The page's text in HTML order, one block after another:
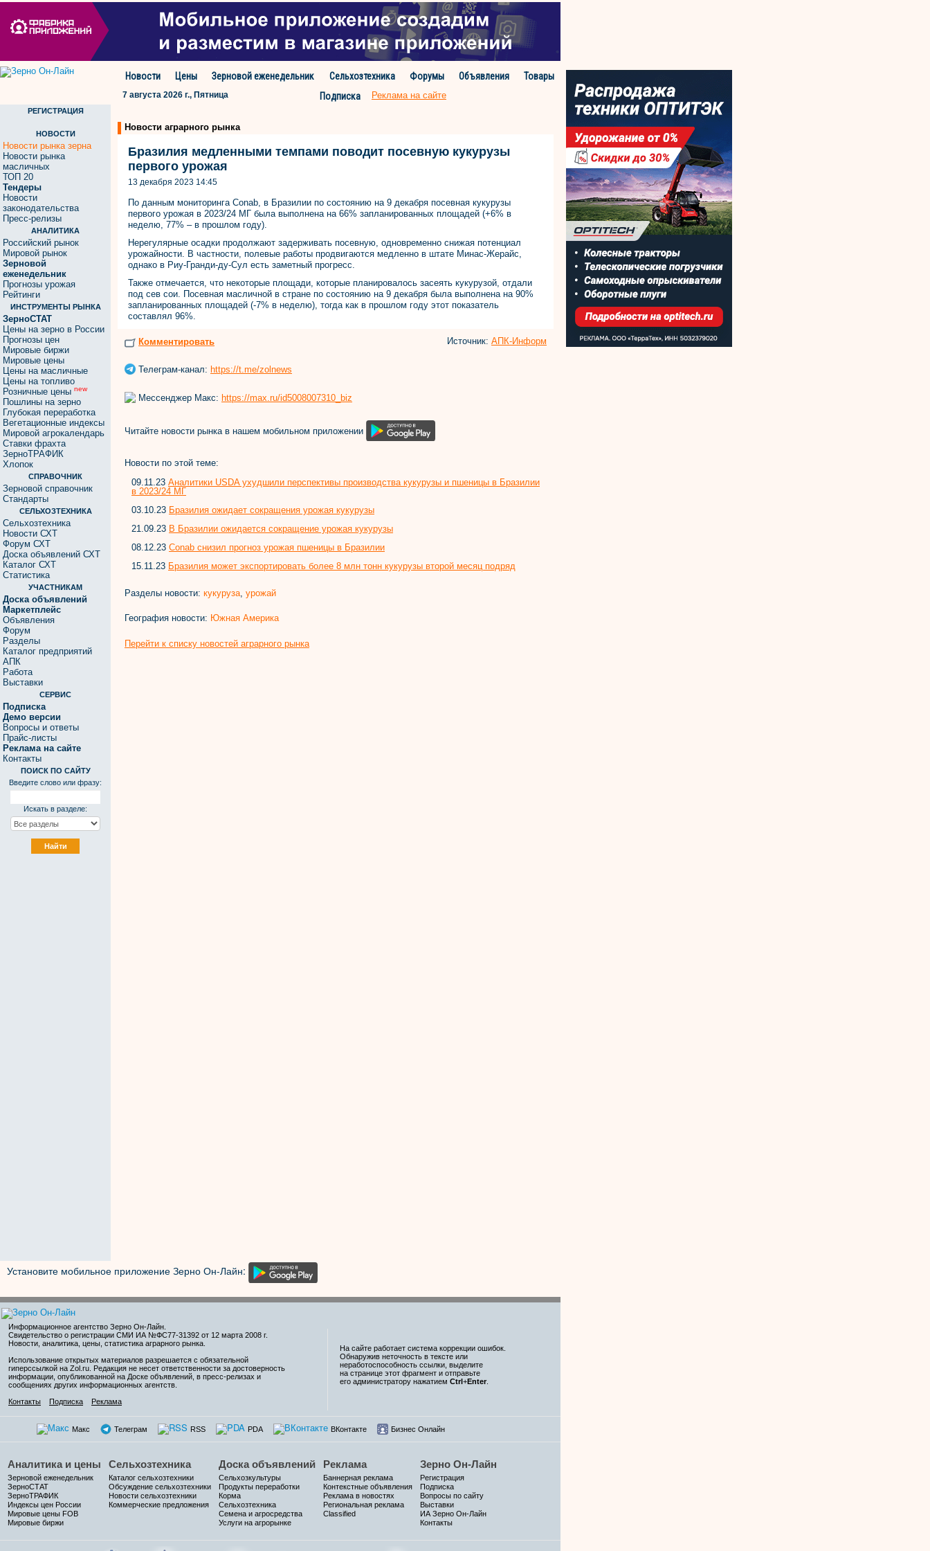
Новости Цены Зерновой еженедельник Сельхозтехника Форумы Объявления
Товары
Подписка
7 августа 2026 г., Пятница Реклама на сайте
РЕГИСТРАЦИЯ
НОВОСТИ
Новости рынка зерна
Новости рынка
масличных
ТОП 20
Тендеры
Новости
законодательства
Пресс-релизы
АНАЛИТИКА
Российский рынок
Мировой рынок
Зерновой
еженедельник
Прогнозы урожая
Рейтинги
ИНСТРУМЕНТЫ РЫНКА
ЗерноСТАТ
Цены на зерно в России
Прогнозы цен
Мировые биржи
Мировые цены
Цены на масличные
Цены на топливо
Розничные цены new
Пошлины на зерно
Глубокая переработка
Вегетационные индексы
Мировой агрокалендарь
Ставки фрахта
ЗерноТРАФИК
Хлопок
СПРАВОЧНИК
Зерновой справочник
Стандарты
СЕЛЬХОЗТЕХНИКА
Сельхозтехника
Новости СХТ
Форум СХТ
Доска объявлений СХТ
Каталог СХТ
Статистика
УЧАСТНИКАМ
Доска объявлений
Маркетплейс
Объявления
Форум
Разделы
Каталог предприятий
АПК
Работа
Выставки
СЕРВИС
Подписка
Демо версии
Вопросы и ответы
Прайс-листы
Реклама на сайте
Контакты
ПОИСК ПО САЙТУ
Введите слово или фразу:
Искать в разделе:
Новости аграрного рынка
Бразилия медленными темпами поводит посевную кукурузы
первого урожая
13 декабря 2023 14:45
По данным мониторинга Conab, в Бразилии по состоянию на 9 декабря посевная кукурузы
первого урожая в 2023/24 МГ была выполнена на 66% запланированных площадей (+6% в
неделю, 77% – в прошлом году).
Нерегулярные осадки продолжают задерживать посевную, одновременно снижая потенциал
урожайности. В частности, полевые работы продвигаются медленно в штате Минас-Жерайс,
однако в Риу-Гранди-ду-Сул есть заметный прогресс.
Также отмечается, что некоторые площади, которые планировалось засеять кукурузой, отдали
под сев сои. Посевная масличной в стране по состоянию на 9 декабря была выполнена на 90%
запланированных площадей (-7% в неделю), тогда как в прошлом году этот показатель
составлял 96%.
Комментировать Источник: АПК-Информ
Телеграм-канал: https://t.me/zolnews
Мессенджер Макс: https://max.ru/id5008007310_biz
Читайте новости рынка в нашем мобильном приложении
Новости по этой теме:
09.11.23 Аналитики USDA ухудшили перспективы производства кукурузы и пшеницы в Бразилии
в 2023/24 МГ
03.10.23 Бразилия ожидает сокращения урожая кукурузы
21.09.23 В Бразилии ожидается сокращение урожая кукурузы
08.12.23 Conab снизил прогноз урожая пшеницы в Бразилии
15.11.23 Бразилия может экспортировать более 8 млн тонн кукурузы второй месяц подряд
Разделы новости: кукуруза урожай
География новости: Южная Америка
Перейти к списку новостей аграрного рынка
Установите мобильное приложение Зерно Он-Лайн:
Информационное агентство Зерно Он-Лайн
Свидетельство о регистрации СМИ ИА №ФС77-31392 от 12 марта 2008 г.
Новости, аналитика, цены, статистика аграрного рынка.
Использование открытых материалов разрешается с обязательной
гиперссылкой на Zol.ru. Редакция не несет ответственности за достоверность
информации, опубликованной на Доске объявлений, в пресс-релизах и
сообщениях других информационных агентств.
Контакты
Подписка Реклама
На сайте работает система коррекции ошибок.
Обнаружив неточность в тексте или
неработоспособность ссылки, выделите
на странице этот фрагмент и отправьте
его администратору нажатием Ctrl+Enter
Макс Телеграм RSS PDA ВКонтакте Бизнес Онлайн
Аналитика и цены
Зерновой еженедельник
ЗерноСТАТ
ЗерноТРАФИК
Индексы цен России
Мировые цены FOB
Мировые биржи
Сельхозтехника
Каталог сельхозтехники
Обсуждение сельхозтехники
Новости сельхозтехники
Коммерческие предложения
Доска объявлений
Сельхозкультуры
Продукты переработки
Корма
Сельхозтехника
Семена и агросредства
Услуги на агрорынке
Реклама
Баннерная реклама
Контекстные объявления
Реклама в новостях
Региональная реклама
Classified
Зерно Он-Лайн
Регистрация
Подписка
Вопросы по сайту
Выставки
ИА Зерно Он-Лайн
Контакты